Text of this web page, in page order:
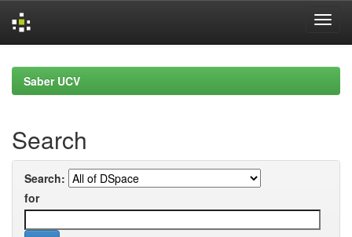
navigationSaber UCV
Search
Search:
for